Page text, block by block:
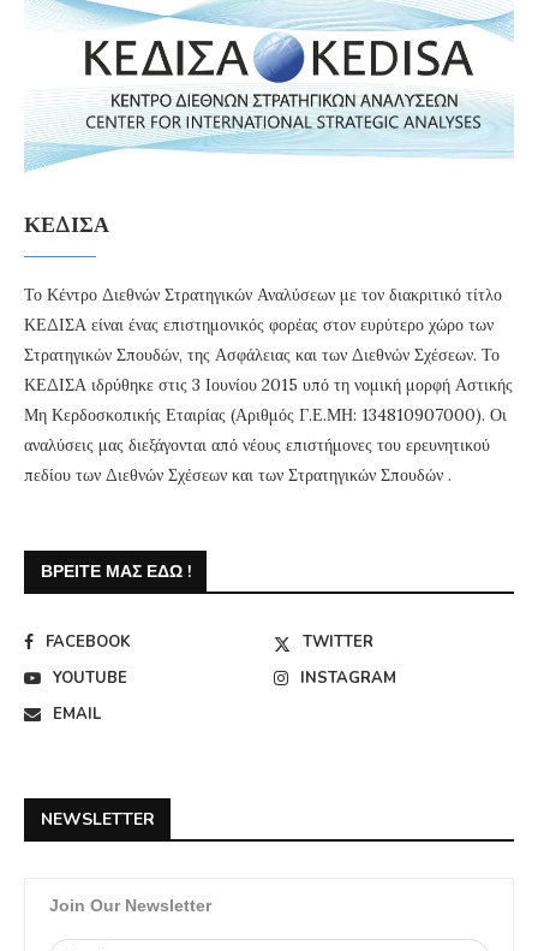
ΚΕΔΙΣΑ
Το Κέντρο Διεθνών Στρατηγικών Αναλύσεων με τον διακριτικό τίτλο
ΚΕΔΙΣΑ είναι ένας επιστημονικός φορέας στον ευρύτερο χώρο των
Στρατηγικών Σπουδών, της Ασφάλειας και των Διεθνών Σχέσεων. Το
ΚΕΔΙΣΑ ιδρύθηκε στις 3 Ιουνίου 2015 υπό τη νομική μορφή Αστικής
Μη Κερδοσκοπικής Εταιρίας (Αριθμός Γ.Ε.ΜΗ: 134810907000). Οι
αναλύσεις μας διεξάγονται από νέους επιστήμονες του ερευνητικού
πεδίου των Διεθνών Σχέσεων και των Στρατηγικών Σπουδών .
ΒΡΕΊΤΕ ΜΑΣ ΕΔΏ !
FACEBOOK
TWITTER
YOUTUBE
INSTAGRAM
EMAIL
NEWSLETTER
Join Our Newsletter